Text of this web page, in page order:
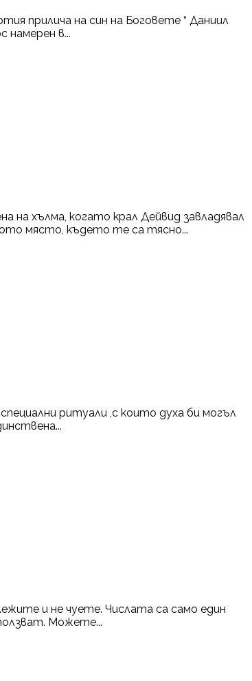
прилича на син на Боговете “ Даниил
намерен в...
на хълма, когато крал Дейвид завладявал
място, където те са тясно...
ритуали ,с които духа би могъл
и не чуете. Числата са само един
Можете...